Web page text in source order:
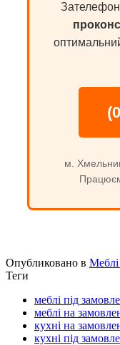
м.
Опубликовано в
Теги
меблі під
меблі на
кухні на
кухні під